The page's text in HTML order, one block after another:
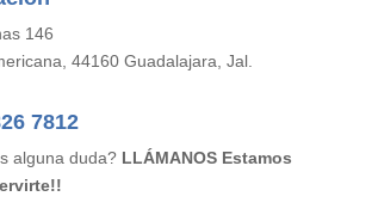
146
44160 Guadalajara, Jal.
7812
alguna duda? LLÁMANOS Estamos